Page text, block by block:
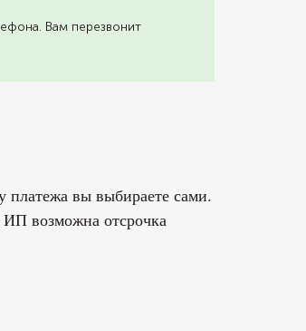
Вам перезвонит
вы выбираете сами.
возможна отсрочка